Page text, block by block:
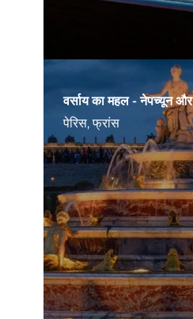
वर्साय का महल - नेपच्यून और
पेरिस, फ्रांस